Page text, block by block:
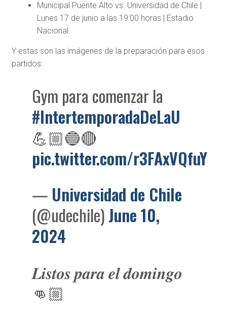
Municipal Puente Alto vs. Universidad de Chile |
Lunes 17 de junio a las 19:00 horas | Estadio
Nacional.
Y estas son las imágenes de la preparación para esos
partidos:
Gym para comenzar la
#IntertemporadaDeLaU
💪🏼🔵🔴
pic.twitter.com/r3FAxVQfuY
— Universidad de Chile
(@udechile)June 10,
2024
𝑳𝒊𝒔𝒕𝒐𝒔 𝒑𝒂𝒓𝒂 𝒆𝒍 𝒅𝒐𝒎𝒊𝒏𝒈𝒐
👊🏼